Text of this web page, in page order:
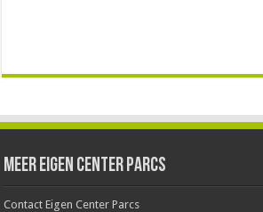
Meer Eigen Center Parcs
Contact Eigen Center Parcs